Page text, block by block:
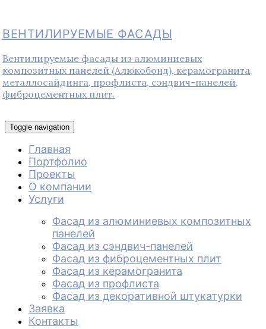
ВЕНТИЛИРУЕМЫЕ ФАСАДЫ
Вентилируемые фасады из алюминиевых
композитных панелей (Алюкобонд), керамогранита,
металлосайдинга, профлиста, сэндвич-панелей,
фиброцементных плит.
Toggle navigation
Главная
Портфолио
Проекты
О компании
Услуги
Фасад из алюминиевых композитных
панелей
Фасад из сэндвич-панелей
Фасад из фиброцементных плит
Фасад из керамогранита
Фасад из профлиста
Фасад из декоративной штукатурки
Заявка
Контакты